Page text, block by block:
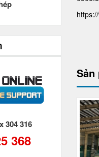
Sản
304 316
368